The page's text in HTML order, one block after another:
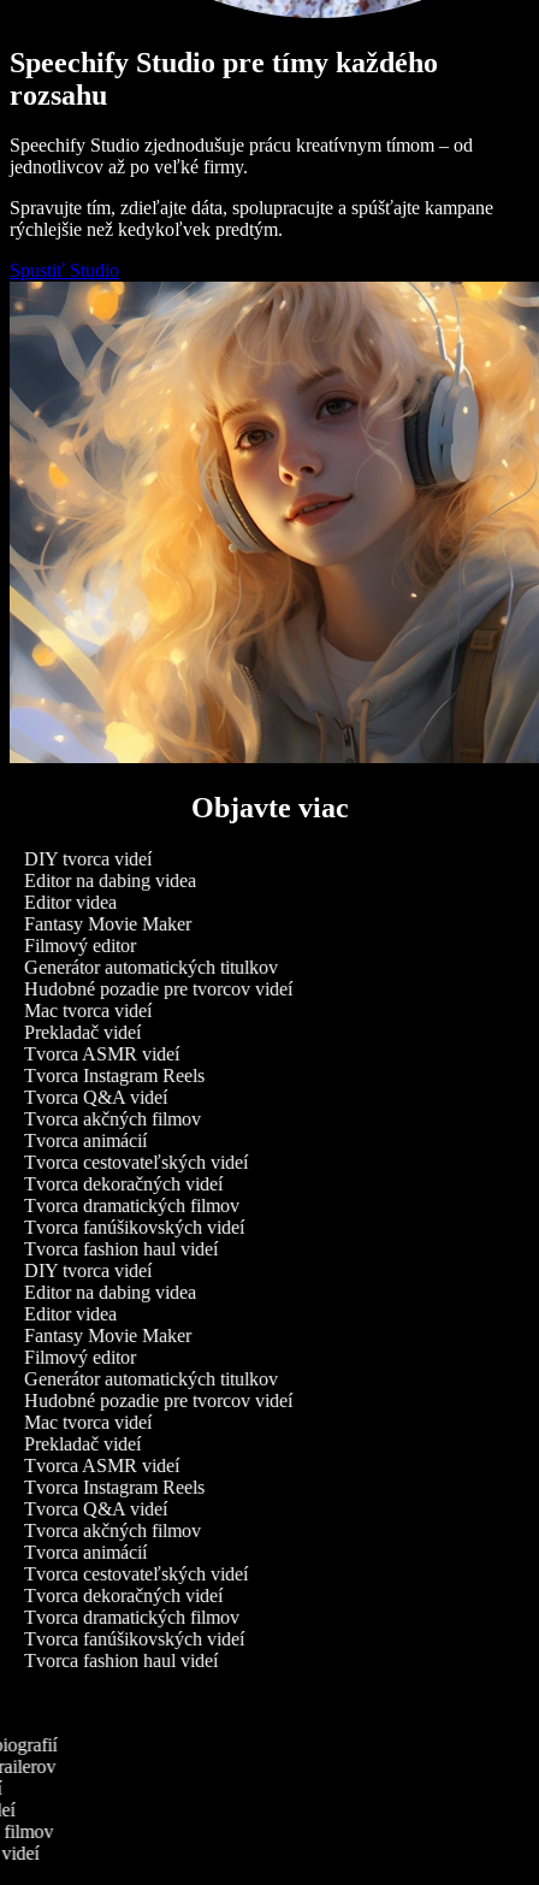
Speechify Studio pre tímy každého
rozsahu
Speechify Studio zjednodušuje prácu kreatívnym tímom – od
jednotlivcov až po veľké firmy.
Spravujte tím, zdieľajte dáta, spolupracujte a spúšťajte kampane
rýchlejšie než kedykoľvek predtým.
Spustiť Studio
Objavte viac
DIY tvorca videí
Editor na dabing videa
Editor videa
Fantasy Movie Maker
Filmový editor
Generátor automatických titulkov
Hudobné pozadie pre tvorcov videí
Mac tvorca videí
Prekladač videí
Tvorca ASMR videí
Tvorca Instagram Reels
Tvorca Q&A videí
Tvorca akčných filmov
Tvorca animácií
Tvorca cestovateľských videí
Tvorca dekoračných videí
Tvorca dramatických filmov
Tvorca fanúšikovských videí
Tvorca fashion haul videí
DIY tvorca videí
Editor na dabing videa
Editor videa
Fantasy Movie Maker
Filmový editor
Generátor automatických titulkov
Hudobné pozadie pre tvorcov videí
Mac tvorca videí
Prekladač videí
Tvorca ASMR videí
Tvorca Instagram Reels
Tvorca Q&A videí
Tvorca akčných filmov
Tvorca animácií
Tvorca cestovateľských videí
Tvorca dekoračných videí
Tvorca dramatických filmov
Tvorca fanúšikovských videí
Tvorca fashion haul videí
filmov
videí